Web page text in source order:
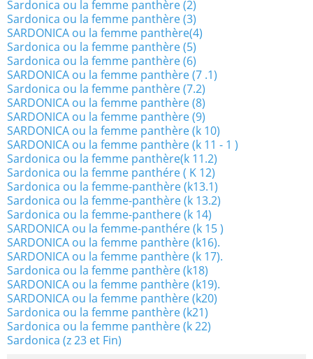
Sardonica ou la femme panthère (2)
Sardonica ou la femme panthère (3)
SARDONICA ou la femme panthère(4)
Sardonica ou la femme panthère (5)
Sardonica ou la femme panthère (6)
SARDONICA ou la femme panthère (7 .1)
Sardonica ou la femme panthère (7.2)
SARDONICA ou la femme panthère (8)
SARDONICA ou la femme panthère (9)
SARDONICA ou la femme panthère (k 10)
SARDONICA ou la femme panthère (k 11 - 1 )
Sardonica ou la femme panthère(k 11.2)
Sardonica ou la femme panthére ( K 12)
Sardonica ou la femme-panthère (k13.1)
Sardonica ou la femme-panthère (k 13.2)
Sardonica ou la femme-panthere (k 14)
SARDONICA ou la femme-panthére (k 15 )
SARDONICA ou la femme panthère (k16).
SARDONICA ou la femme panthère (k 17).
Sardonica ou la femme panthère (k18)
SARDONICA ou la femme panthère (k19).
SARDONICA ou la femme panthère (k20)
Sardonica ou la femme panthère (k21)
Sardonica ou la femme panthère (k 22)
Sardonica (z 23 et Fin)